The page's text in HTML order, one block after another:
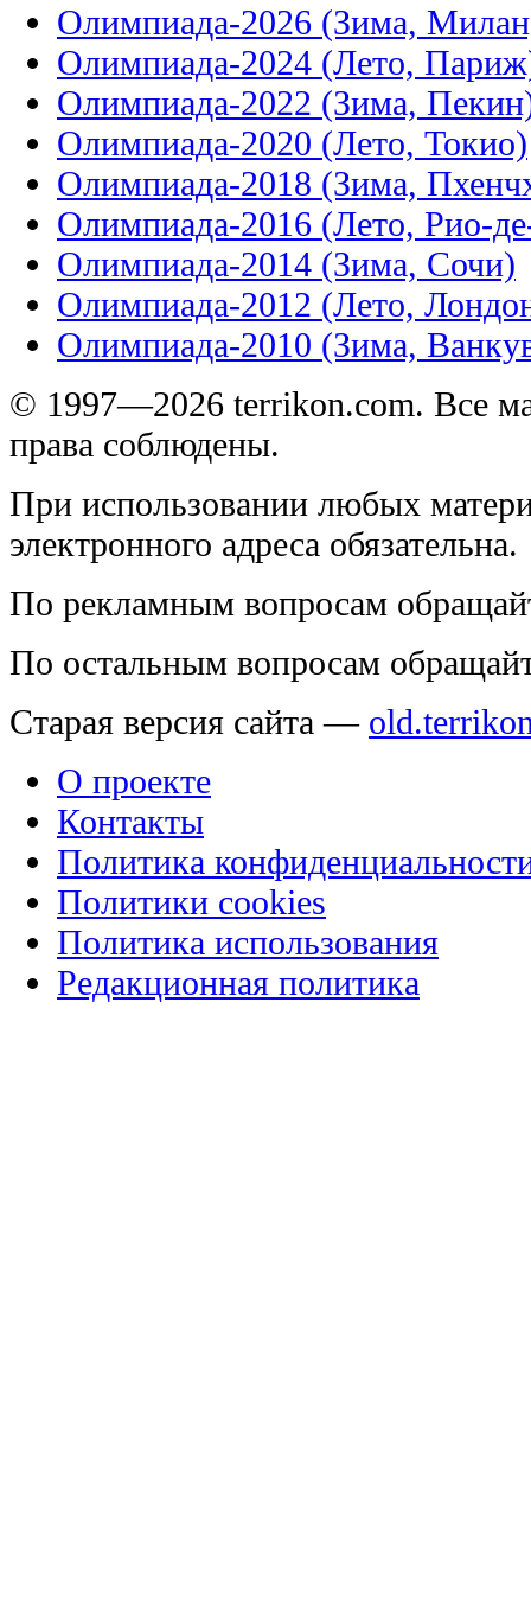
Олимпиада-2026 (Зима,
Олимпиада-2024 (Лето,
Олимпиада-2022 (Зима,
Олимпиада-2020 (Лето, Токио)
Олимпиада-2018 (Зима,
Олимпиада-2016 (Лето, Рио-
Олимпиада-2014 (Зима, Сочи)
Олимпиада-2012 (Лето,
Олимпиада-2010 (Зима,
© 1997—2026 terrikon.com. Все
права соблюдены.
При использовании любых
электронного адреса обязательна.
По рекламным вопросам
По остальным вопросам
Старая версия сайта —
О проекте
Контакты
Политика
Политики cookies
Политика использования
Редакционная политика